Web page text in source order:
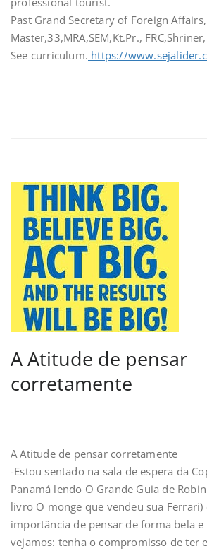
Past Grand Secretary of Foreign
Master,33,MRA,SEM,Kt.Pr., FRC,Shriner,
See curriculum. https://
A Atitude de pensar
corretamente
A Atitude de pensar corretamente
-Estou sentado na sala de espera da
Panamá lendo O Grande Guia de
livro O monge que vendeu sua Ferrari)
importância de pensar de forma bela e
vejamos: tenha o compromisso de ter